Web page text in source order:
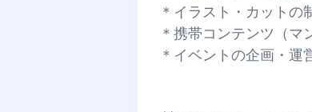
＊イラスト・カットの
＊携帯コンテンツ（
＊イベントの企画・運